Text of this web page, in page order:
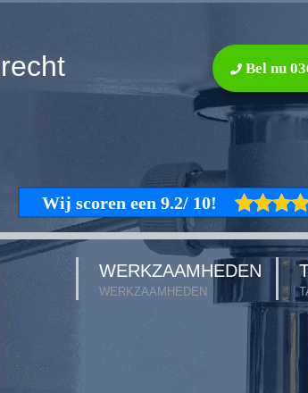
Bel nu
WERKZAAMHEDEN
WERKZAAMHEDEN